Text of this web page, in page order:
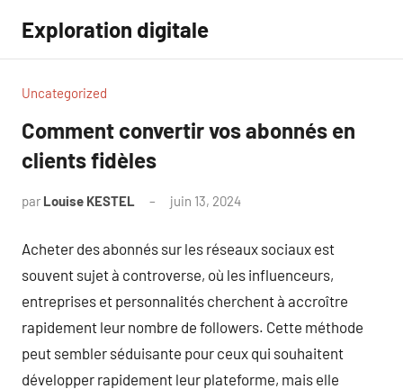
contenu
Exploration digitale
Uncategorized
Comment convertir vos abonnés en
clients fidèles
par Louise KESTEL juin 13, 2024
Acheter des abonnés sur les réseaux sociaux est
souvent sujet à controverse, où les influenceurs,
entreprises et personnalités cherchent à accroître
rapidement leur nombre de followers. Cette méthode
peut sembler séduisante pour ceux qui souhaitent
développer rapidement leur plateforme, mais elle